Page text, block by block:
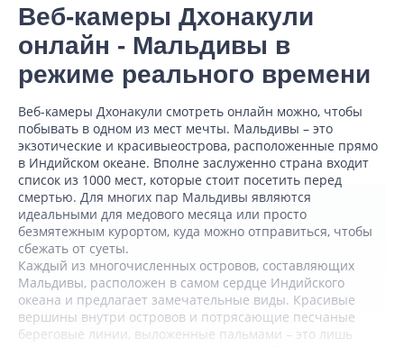
Веб-камеры Дхонакули
онлайн - Мальдивы в
режиме реального времени
Веб-камеры Дхонакули смотреть онлайн можно, чтобы
побывать в одном из мест мечты. Мальдивы – это
экзотические и красивыеострова, расположенные прямо
в Индийском океане. Вполне заслуженно страна входит
список из 1000 мест, которые стоит посетить перед
смертью. Для многих пар Мальдивы являются
идеальными для медового месяца или просто
безмятежным курортом, куда можно отправиться, чтобы
сбежать от суеты.
Каждый из многочисленных островов, составляющих
Мальдивы, расположен в самом сердце Индийского
океана и предлагает замечательные виды. Красивые
вершины внутри островов и потрясающие песчаные
береговые линии, выложенные пальмами – это лишь